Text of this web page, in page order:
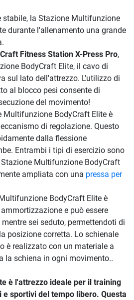
stabile, la Stazione Multifunzione
durante l'allenamento una grande
Fitness Station X-Press Pro,
BodyCraft Elite, il cavo di
sul lato dell'attrezzo. L'utilizzo di
al blocco pesi consente di
del movimento!
Multifunzione BodyCraft Elite è
di regolazione. Questo
dalla flessione
Entrambi i tipi di esercizio sono
Multifunzione BodyCraft
ampliata con una pressa per
BodyCraft Elite è
e può essere
sei seduto, permettendoti di
posizione corretta. Lo schienale
è realizzato con un materiale a
la schiena in ogni movimento..
è l'attrezzo ideale per il training
sportivi del tempo libero. Questa